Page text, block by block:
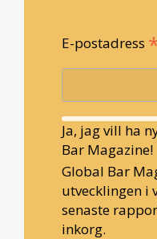
E-postadress
Ja, jag vill ha
Bar Magazine!
Global Bar
utvecklingen i
senaste
inkorg.